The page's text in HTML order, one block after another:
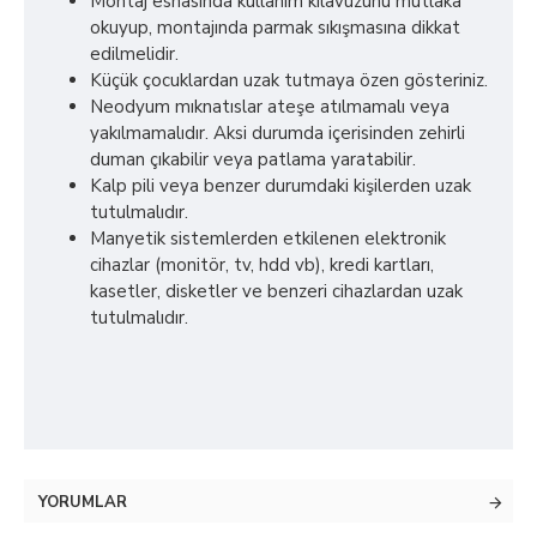
okuyup, montajında parmak sıkışmasına dikkat
edilmelidir.
Küçük çocuklardan uzak tutmaya özen gösteriniz.
Neodyum mıknatıslar ateşe atılmamalı veya
yakılmamalıdır. Aksi durumda içerisinden zehirli
duman çıkabilir veya patlama yaratabilir.
Kalp pili veya benzer durumdaki kişilerden uzak
tutulmalıdır.
Manyetik sistemlerden etkilenen elektronik
cihazlar (monitör, tv, hdd vb), kredi kartları,
kasetler, disketler ve benzeri cihazlardan uzak
tutulmalıdır.
YORUMLAR